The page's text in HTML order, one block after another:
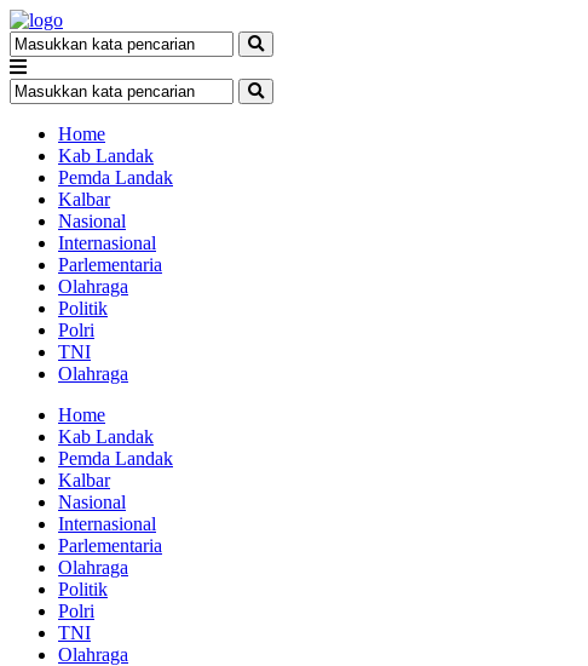
Home
Kab Landak
Pemda Landak
Kalbar
Nasional
Internasional
Parlementaria
Olahraga
Politik
Polri
TNI
Olahraga
Home
Kab Landak
Pemda Landak
Kalbar
Nasional
Internasional
Parlementaria
Olahraga
Politik
Polri
TNI
Olahraga